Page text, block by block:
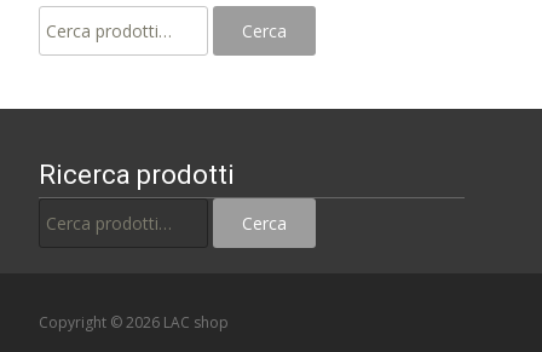
Cerca
Ricerca prodotti
Cerca
Copyright © 2026 LAC shop